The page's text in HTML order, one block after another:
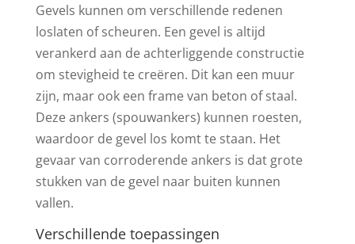
Gevels kunnen om verschillende redenen
loslaten of scheuren. Een gevel is altijd
verankerd aan de achterliggende constructie
om stevigheid te creëren. Dit kan een muur
zijn, maar ook een frame van beton of staal.
Deze ankers (spouwankers) kunnen roesten,
waardoor de gevel los komt te staan. Het
gevaar van corroderende ankers is dat grote
stukken van de gevel naar buiten kunnen
vallen.
Verschillende toepassingen